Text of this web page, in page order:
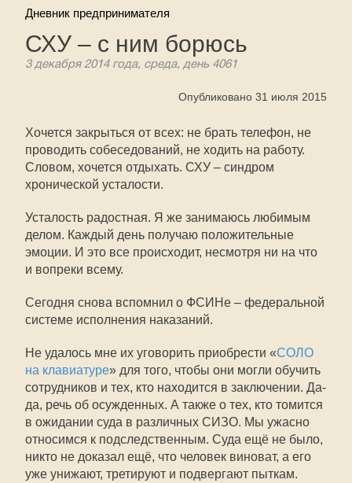
Дневник предпринимателя
СХУ – с ним борюсь
3 декабря 2014 года, среда, день 4061
Опубликовано 31 июля 2015
Хочется закрыться от всех: не брать телефон, не
проводить собеседований, не ходить на работу.
Словом, хочется отдыхать. СХУ – синдром
хронической усталости.
Усталость радостная. Я же занимаюсь любимым
делом. Каждый день получаю положительные
эмоции. И это все происходит, несмотря ни на что
и вопреки всему.
Сегодня снова вспомнил о ФСИНе – федеральной
системе исполнения наказаний.
Не удалось мне их уговорить приобрести «СОЛО
на клавиатуре» для того, чтобы они могли обучить
сотрудников и тех, кто находится в заключении. Да-
да, речь об осужденных. А также о тех, кто томится
в ожидании суда в различных СИЗО. Мы ужасно
относимся к подследственным. Суда ещё не было,
никто не доказал ещё, что человек виноват, а его
уже унижают, третируют и подвергают пыткам.